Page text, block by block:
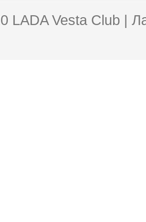
LADA Vesta Club |